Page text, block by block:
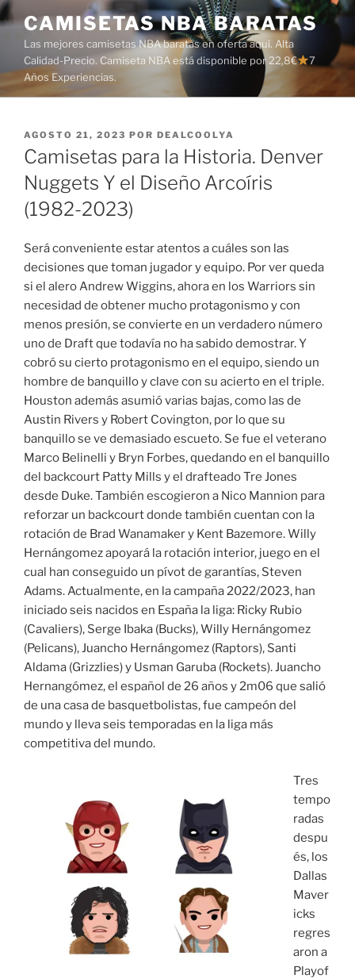
Saltar
al
contenido
CAMISETAS NBA BARATAS
Las mejores camisetas NBA baratas en oferta aquí. Alta
Calidad-Precio. Camiseta NBA está disponible por 22,8€
7
Años Experiencias.
PUBLICADO
EL
AGOSTO 21, 2023 POR DEALCOOLYA
Camisetas para la Historia. Denver
Nuggets Y el Diseño Arcoíris
(1982-2023)
Será conveniente estar atentos a cuáles son las
decisiones que toman jugador y equipo. Por ver queda
si el alero Andrew Wiggins, ahora en los Warriors sin
necesidad de obtener mucho protagonismo y con
menos presión, se convierte en un verdadero número
uno de Draft que todavía no ha sabido demostrar. Y
cobró su cierto protagonismo en el equipo, siendo un
hombre de banquillo y clave con su acierto en el triple.
Houston además asumió varias bajas, como las de
Austin Rivers y Robert Covington, por lo que su
banquillo se ve demasiado escueto. Se fue el veterano
Marco Belinelli y Bryn Forbes, quedando en el banquillo
del backcourt Patty Mills y el drafteado Tre Jones
desde Duke. También escogieron a Nico Mannion para
reforzar un backcourt donde también cuentan con la
rotación de Brad Wanamaker y Kent Bazemore. Willy
Hernángomez apoyará la rotación interior, juego en el
cual han conseguido un pívot de garantías, Steven
Adams. Actualmente, en la campaña 2022/2023, han
iniciado seis nacidos en España la liga: Ricky Rubio
(Cavaliers), Serge Ibaka (Bucks), Willy Hernángomez
(Pelicans), Juancho Hernángomez (Raptors), Santi
Aldama (Grizzlies) y Usman Garuba (Rockets). Juancho
Hernangómez, el español de 26 años y 2m06 que salió
de una casa de basquetbolistas, fue campeón del
mundo y lleva seis temporadas en la liga más
competitiva del mundo.
Tres
tempo
radas
despu
és, los
Dallas
Maver
icks
regres
aron a
Playof